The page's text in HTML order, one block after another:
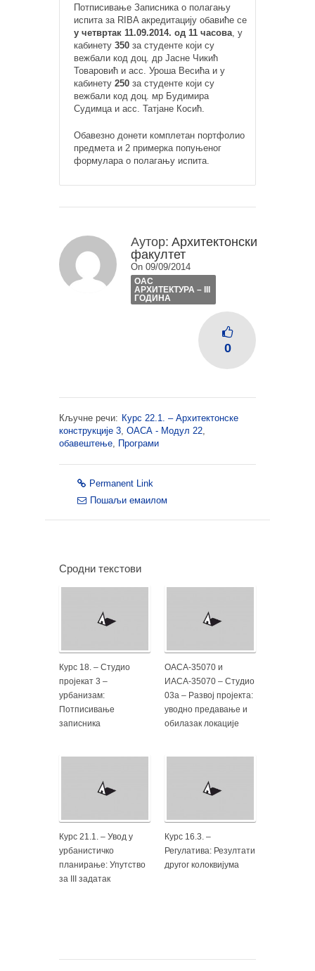
Потписивање Записника о полагању
испита за RIBA акредитацију обавиће се
у четвртак 11.09.2014. од 11 часова, у
кабинету 350 за студенте који су
вежбали код доц. др Јасне Чикић
Товаровић и асс. Уроша Весића и у
кабинету 250 за студенте који су
вежбали код доц. мр Будимира
Судимца и асс. Татјане Косић.
Обавезно донети комплетан портфолио
предмета и 2 примерка попуњеног
формулара о полагању испита.
Аутор: Архитектонски
факултет
On 09/09/2014
ОАС
АРХИТЕКТУРА – III
ГОДИНА
0
Кључне речи: Курс 22.1. – Архитектонске
конструкције 3, ОАСА - Модул 22,
обавештење, Програми
Permanent Link
Пошаљи емаилом
Сродни текстови
Курс 18. – Студио
пројекат 3 –
урбанизам:
Потписивање
записника
ОАСА-35070 и
ИАСА-35070 – Студио
03а – Развој пројекта:
уводно предавање и
обилазак локације
Курс 21.1. – Увод у
урбанистичко
планирање: Упутство
за III задатак
Курс 16.3. –
Регулатива: Резултати
другог колоквијума